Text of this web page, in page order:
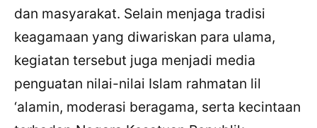
dan masyarakat. Selain menjaga tradisi
keagamaan yang diwariskan para ulama,
kegiatan tersebut juga menjadi media
penguatan nilai-nilai Islam rahmatan lil
‘alamin, moderasi beragama, serta kecintaan